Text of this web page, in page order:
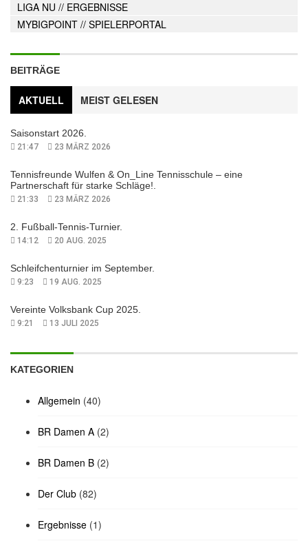
LIGA NU // ERGEBNISSE
MYBIGPOINT // SPIELERPORTAL
BEITRÄGE
AKTUELL MEIST GELESEN
Saisonstart 2026.
21:47 23 MÄRZ 2026
Tennisfreunde Wulfen & On_Line Tennisschule – eine
Partnerschaft für starke Schläge!.
21:33 23 MÄRZ 2026
2. Fußball-Tennis-Turnier.
14:12 20 AUG. 2025
Schleifchenturnier im September.
9:23 19 AUG. 2025
Vereinte Volksbank Cup 2025.
9:21 13 JULI 2025
KATEGORIEN
Allgemein (40)
BR Damen A (2)
BR Damen B (2)
Der Club (82)
Ergebnisse (1)